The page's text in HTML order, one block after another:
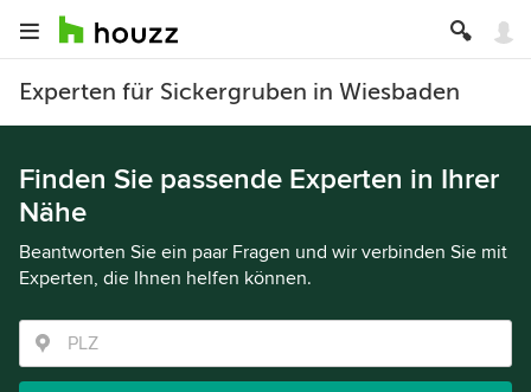
Experten für Sickergruben in Wiesbaden
Finden Sie passende Experten in Ihrer
Nähe
Beantworten Sie ein paar Fragen und wir verbinden Sie mit
Experten, die Ihnen helfen können.